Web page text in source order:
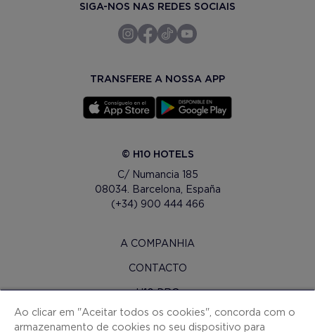
SIGA-NOS NAS REDES SOCIAIS
TRANSFERE A NOSSA APP
© H10 HOTELS
C/ Numancia 185
08034. Barcelona, España
(+34) 900 444 466
A COMPANHIA
CONTACTO
H10 PRO
SALA DE IMPRENSA
Ao clicar em "Aceitar todos os cookies", concorda com o
armazenamento de cookies no seu dispositivo para